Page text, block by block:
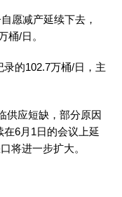
愿减产延续下去，
桶/日。
的102.7万桶/日，主
应短缺，部分原因
6月1日的会议上延
将进一步扩大。